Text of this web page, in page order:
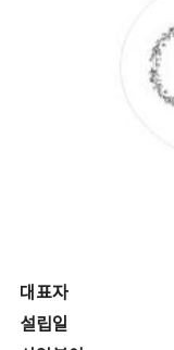
대표자
설립일